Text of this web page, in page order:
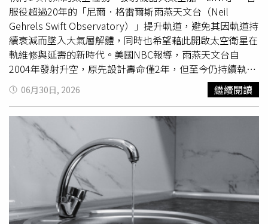
加的稅收用於照顧人民，期盼與國人繼續共同打拚。
服役超過20年的「尼爾．格雷爾斯雨燕天文台（Neil
Gehrels Swift Observatory）」提升軌道，避免其因軌道持
續衰減而墜入大氣層解體，同時也希望藉此開啟太空衛星在
軌維修與延壽的新時代。美國NBC報導，雨燕天文台自
2004年發射升空，原先設計壽命僅2年，但至今仍持續執行
觀測任務，是NASA研究伽瑪射線暴（Gamma-ray Bursts）
的重要設備。伽瑪射線暴是宇宙中能量最強大的爆炸現象之
一，通常發生於黑洞形成、超高密度恆星碰撞等劇烈天文事
件。過去20多年來，雨燕已觀測超過1,400起伽瑪射線暴及
其他高能宇宙事件，甚至記錄到距離地球約130億光年的爆
炸恆星，為天文學界提供大量珍貴數據。不過，雨燕近年因
低地球軌道受到大氣阻力影響，高度持續下降。NASA預
估，若不採取措施，其軌道最快將於今年10月降至約298公
里的危險高度，最終恐因重返大氣層而燒毀解體。NASA天
文物理部門主管多高德曼（Shawn Domagal-Goldman）表
06月30日, 2026 繼續閱讀